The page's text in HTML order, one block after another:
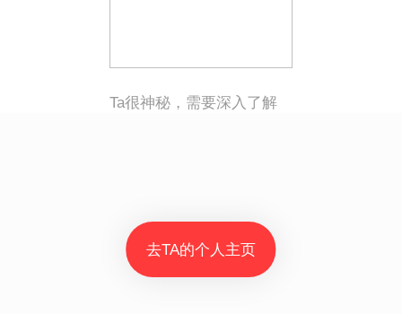
Ta很神秘，需要深入了解
去TA的个人主页